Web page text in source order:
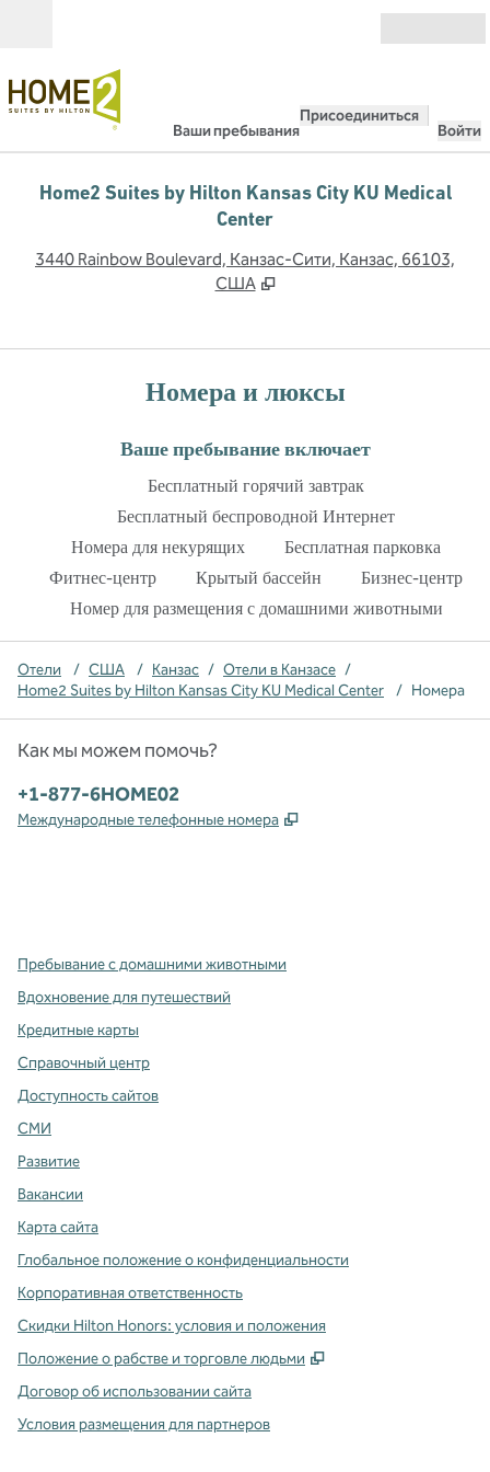
Ваши пребывания
Присоединиться
Войти
Home2 Suites by Hilton Kansas City KU Medical
Center
3440 Rainbow Boulevard, Канзас-Сити, Канзас, 66103,
США
Номера и люксы
Ваше пребывание включает
Бесплатный горячий завтрак
Бесплатный беспроводной Интернет
Номера для некурящих
Бесплатная парковка
Фитнес-центр
Крытый бассейн
Бизнес-центр
Номер для размещения с домашними животными
Отели / США / Канзас / Отели в Канзасе /
Home2 Suites by Hilton Kansas City KU Medical Center
/ Номера
Как мы можем помочь?
Телефон:
+1-877-6HOME02
Международные телефонные номера ,
Пребывание с домашними животными
Вдохновение для путешествий
Кредитные карты
Справочный центр
Доступность сайтов
СМИ
Развитие
Вакансии
Карта сайта
Глобальное положение о конфиденциальности
Корпоративная ответственность
Скидки Hilton Honors: условия и положения
Положение о рабстве и торговле людьми
,
Договор об использовании сайта
Условия размещения для партнеров